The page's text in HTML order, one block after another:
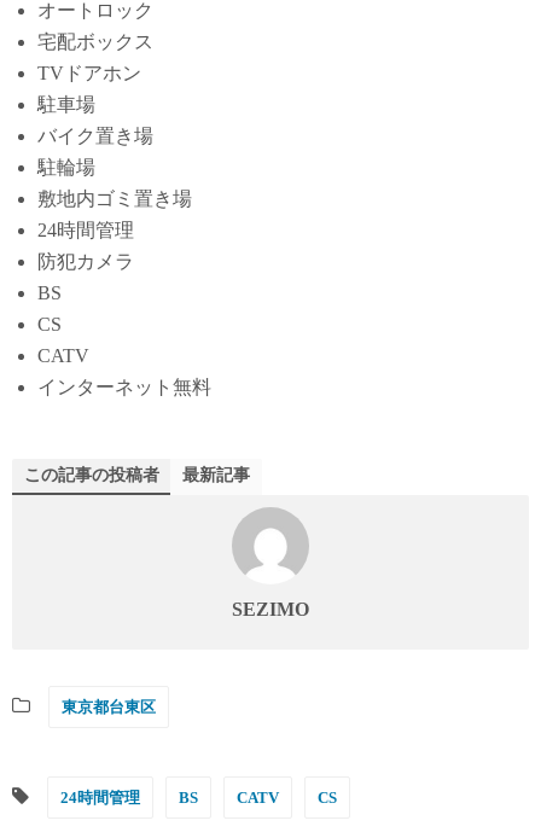
オートロック
宅配ボックス
TVドアホン
駐車場
バイク置き場
駐輪場
敷地内ゴミ置き場
24時間管理
防犯カメラ
BS
CS
CATV
インターネット無料
この記事の投稿者 最新記事
SEZIMO
東京都台東区
24時間管理 BS CATV CS